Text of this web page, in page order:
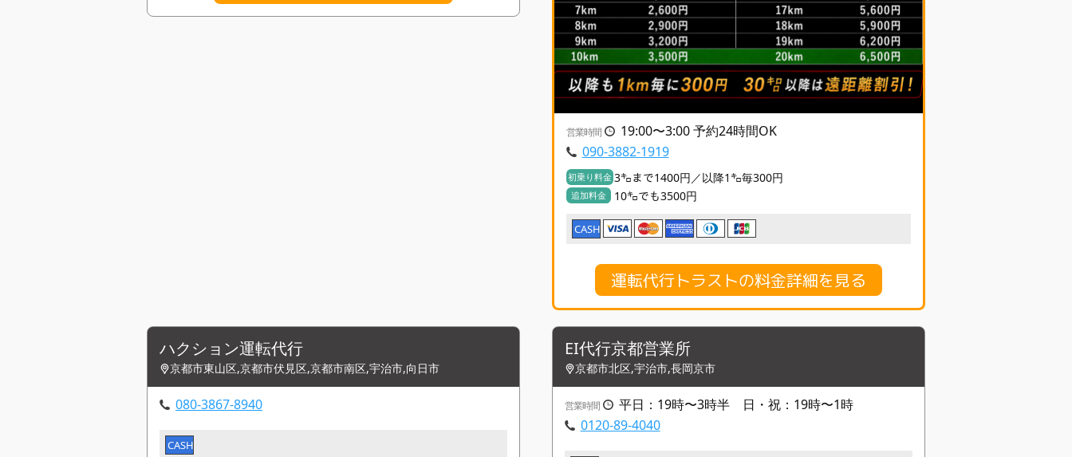
営業時間
19:00〜3:00 予約24時間OK
090-3882-1919
初乗り料金 3㌔まで1400円／以降1㌔毎300円
追加料金 10㌔でも3500円
CASH
運転代行トラストの料金詳細を見る
ハクション運転代行
京都市東山区,京都市伏見区,京都市南区,宇治市,向日市
080-3867-8940
CASH
EI代行京都営業所
京都市北区,宇治市,長岡京市
営業時間
平日：19時〜3時半 日・祝：19時〜1時
0120-89-4040